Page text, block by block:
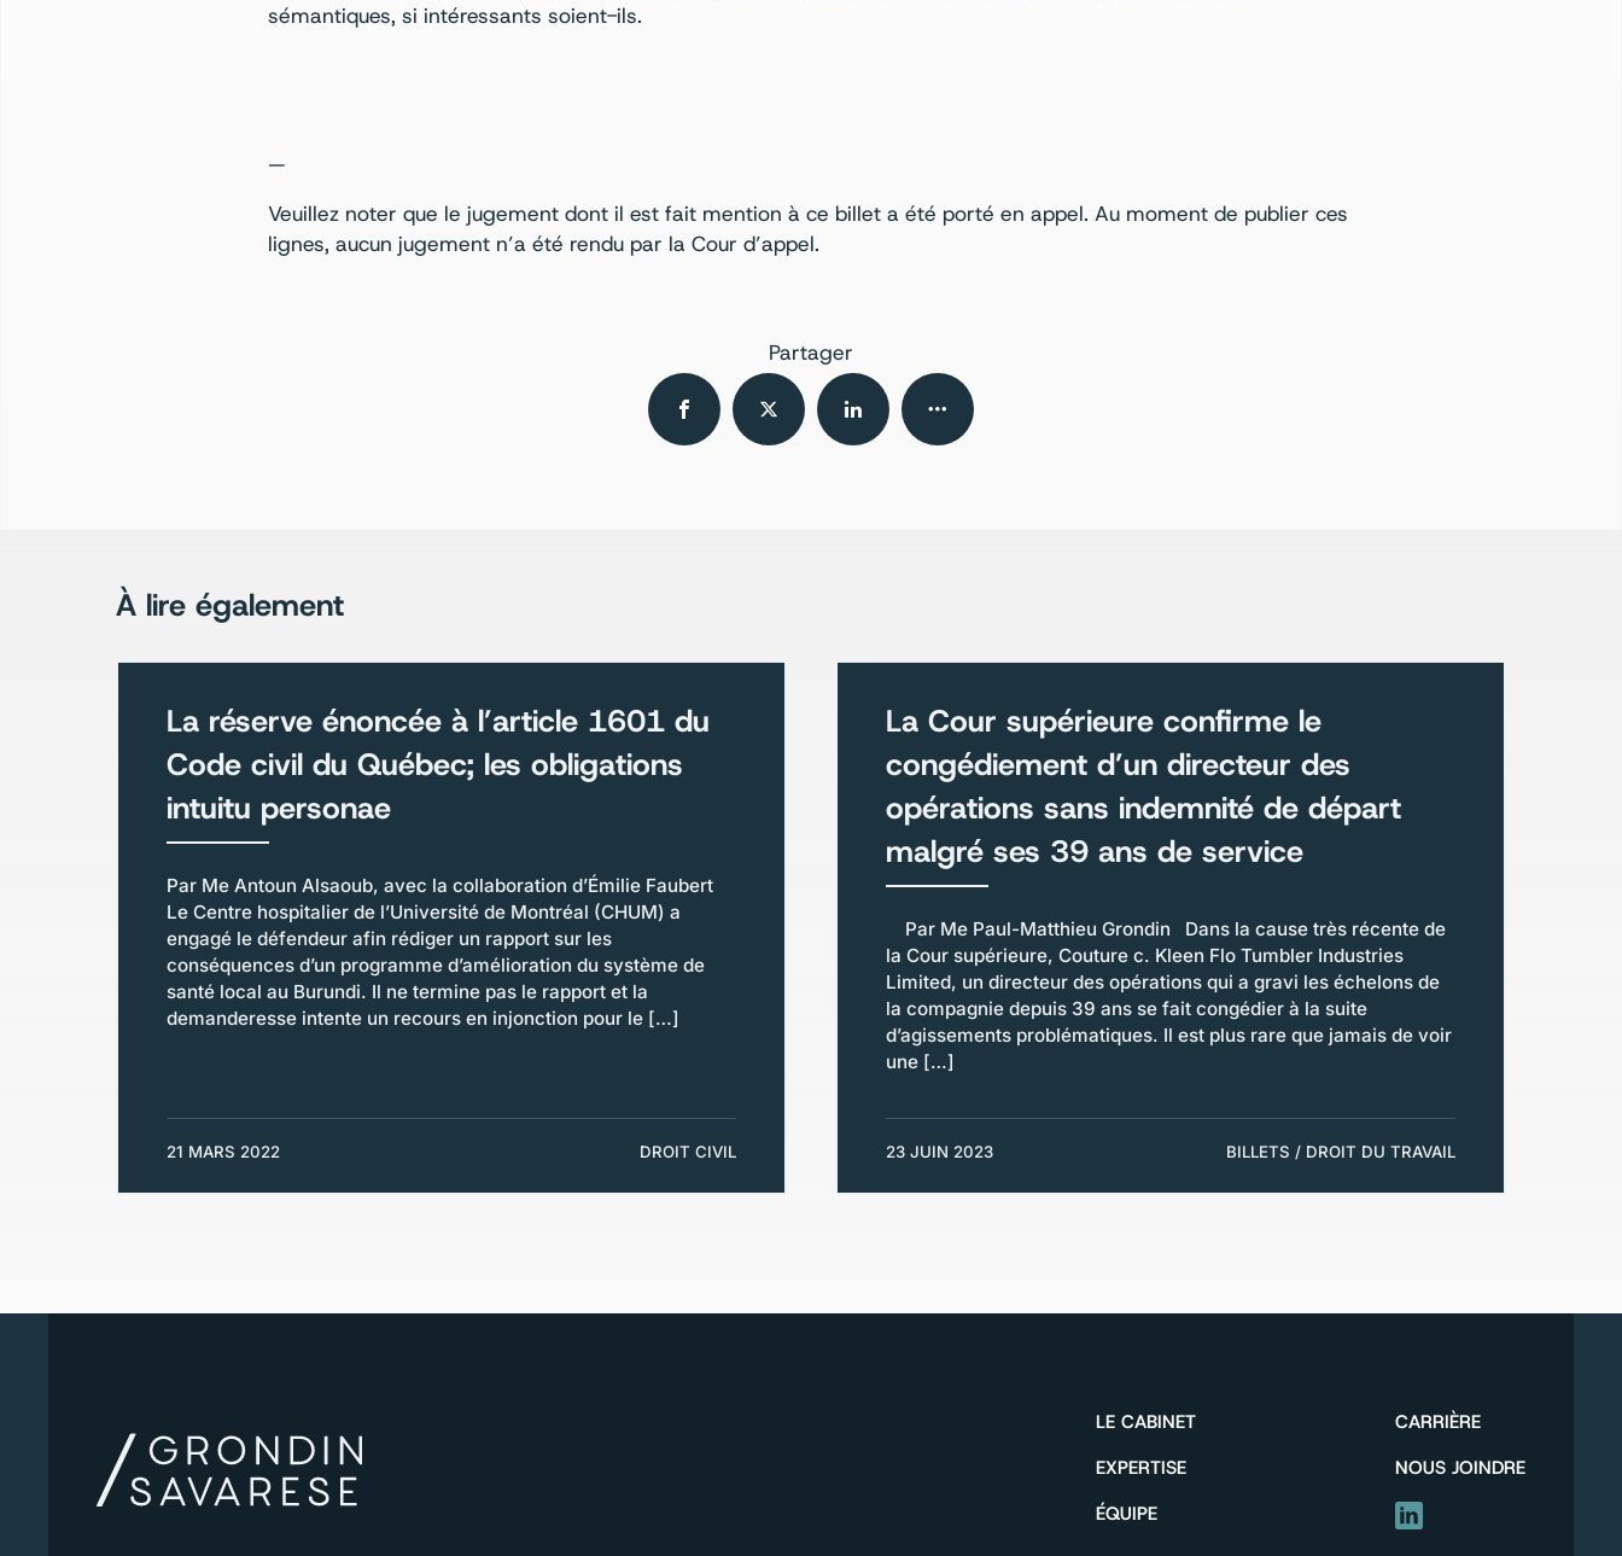
sémantiques, si intéressants soient-ils.
—
Veuillez noter que le jugement dont il est fait mention à ce billet a été porté en appel. Au moment de publier ces
lignes, aucun jugement n’a été rendu par la Cour d’appel.
Partager
À lire également
La réserve énoncée à l’article 1601 du
Code civil du Québec; les obligations
intuitu personae
Par Me Antoun Alsaoub, avec la collaboration d’Émilie Faubert
Le Centre hospitalier de l’Université de Montréal (CHUM) a
engagé le défendeur afin rédiger un rapport sur les
conséquences d’un programme d’amélioration du système de
santé local au Burundi. Il ne termine pas le rapport et la
demanderesse intente un recours en injonction pour le […]
21 MARS 2022 DROIT CIVIL
La Cour supérieure confirme le
congédiement d’un directeur des
opérations sans indemnité de départ
malgré ses 39 ans de service
Par Me Paul-Matthieu Grondin Dans la cause très récente de
la Cour supérieure, Couture c. Kleen Flo Tumbler Industries
Limited, un directeur des opérations qui a gravi les échelons de
la compagnie depuis 39 ans se fait congédier à la suite
d’agissements problématiques. Il est plus rare que jamais de voir
une […]
23 JUIN 2023 BILLETS / DROIT DU TRAVAIL
LE CABINET
CARRIÈRE
EXPERTISE
NOUS JOINDRE
ÉQUIPE
LINKEDIN